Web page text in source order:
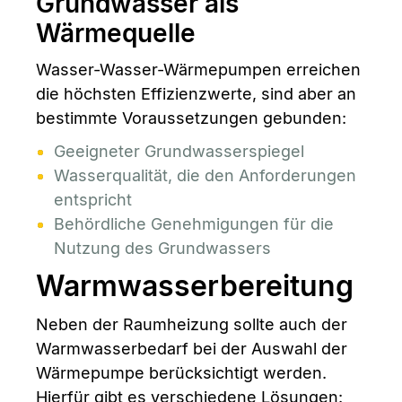
Wärmequelle
Wasser-Wasser-Wärmepumpen erreichen
die höchsten Effizienzwerte, sind aber an
bestimmte Voraussetzungen gebunden:
Geeigneter Grundwasserspiegel
Wasserqualität, die den Anforderungen
entspricht
Behördliche Genehmigungen für die
Nutzung des Grundwassers
Warmwasserbereitung
Neben der Raumheizung sollte auch der
Warmwasserbedarf bei der Auswahl der
Wärmepumpe berücksichtigt werden.
Hierfür gibt es verschiedene Lösungen: